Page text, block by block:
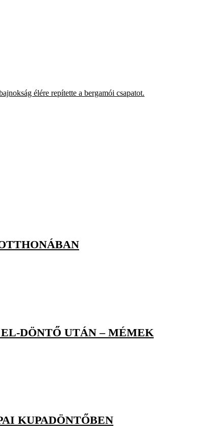
élére repítette a bergamói csapatot.
DÖNTŐ UTÁN – MÉMEK
KUPADÖNTŐBEN